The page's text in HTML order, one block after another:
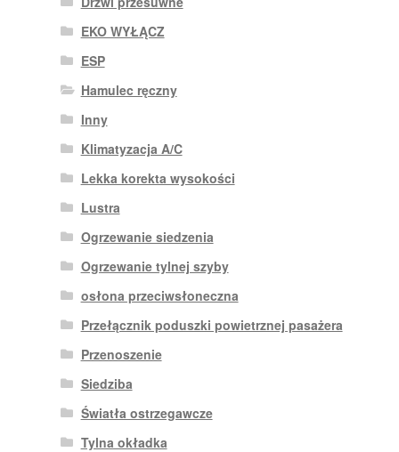
EKO WYŁĄCZ
ESP
Hamulec ręczny
Inny
Klimatyzacja A/C
Lekka korekta wysokości
Lustra
Ogrzewanie siedzenia
Ogrzewanie tylnej szyby
osłona przeciwsłoneczna
Przełącznik poduszki powietrznej pasażera
Przenoszenie
Siedziba
Światła ostrzegawcze
Tylna okładka